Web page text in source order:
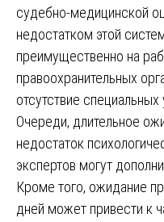
судебно-медицинской
недостатком этой
преимущественно на
правоохранительных
отсутствие
Очереди, длительное
недостаток
экспертов могут
Кроме того, ожидание
дней может привести к